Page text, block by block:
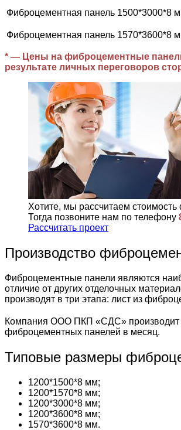
Фиброцементная панель 1500*3000*8
Фиброцементная панель 1570*3600*8
* — Цены на фиброцементные
результате личных переговоров
Хотите, мы рассчитаем
Тогда позвоните нам по телефону
Рассчитать проект
Производство
Фиброцементные панели являются
отличие от других отделочных
производят в три этапа: лист из
Компания ООО ПКП «СДС» производит
фиброцементных панелей в месяц.
Типовые размеры
1200*1500*8 мм;
1200*1570*8 мм;
1200*3000*8 мм;
1200*3600*8 мм;
1570*3600*8 мм.